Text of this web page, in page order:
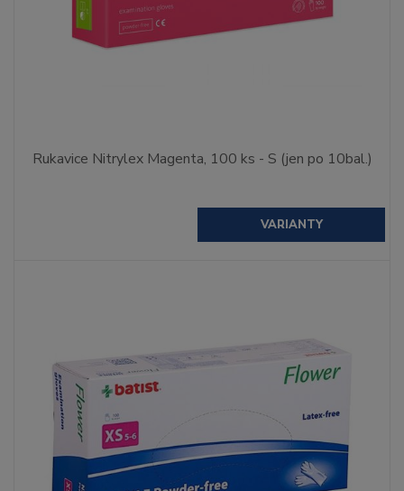
Rukavice Nitrylex Magenta, 100 ks - S (jen po 10bal.)
VARIANTY